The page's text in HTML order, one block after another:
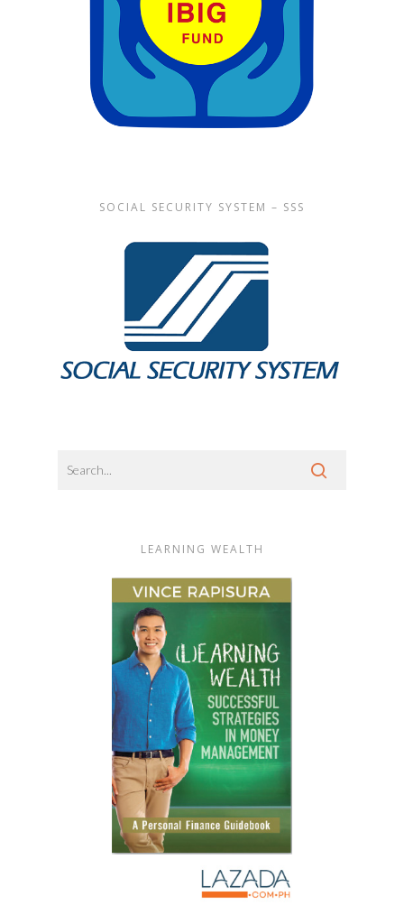
SOCIAL SECURITY SYSTEM – SSS
LEARNING WEALTH